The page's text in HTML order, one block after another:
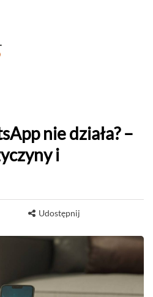
nie działa? –
i
Udostępnij